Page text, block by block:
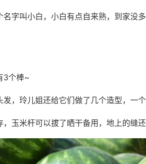
字叫小白，小白有点自来熟，到家没
3个棒~
，玲儿姐还给它们做了几个造型，一个
玉米杆可以拔了晒干备用，地上的缝